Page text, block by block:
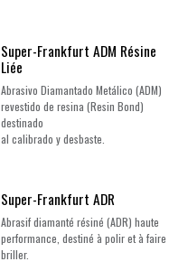
Nouveau !
Super-Frankfurt ADM Résine
Liée
Abrasivo Diamantado Metálico (ADM)
revestido de resina (Resin Bond)
destinado
al calibrado y desbaste.
Nouveau !
Super-Frankfurt ADR
Abrasif diamanté résiné (ADR) haute
performance, destiné à polir et à faire
briller.